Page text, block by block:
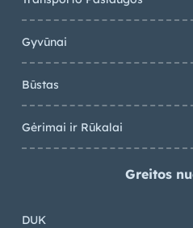
Gyvūnai
Būstas
Gėrimai ir Rūkalai
Greitos
DUK